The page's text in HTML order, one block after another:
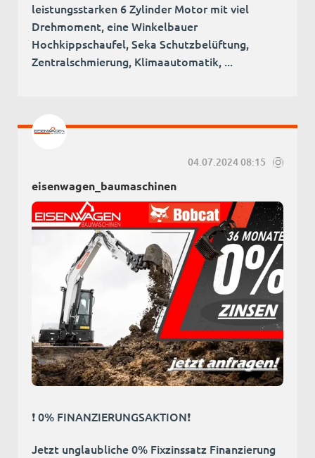
leistungsstarken 6 Zylinder Motor mit viel
Drehmoment, eine Winkelbauer
Hochkippschaufel, Seka Schutzbelüftung,
Zentralschmierung, Klimaautomatik, ...
04.07.2024 08:15
eisenwagen_baumaschinen
❗ 0% FINANZIERUNGSAKTION❗
Jetzt unglaubliche 0% Fixzinssatz Finanzierung